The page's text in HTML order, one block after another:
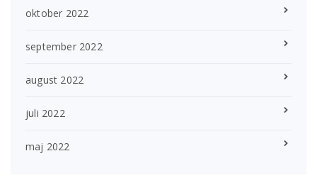
oktober 2022
september 2022
august 2022
juli 2022
maj 2022